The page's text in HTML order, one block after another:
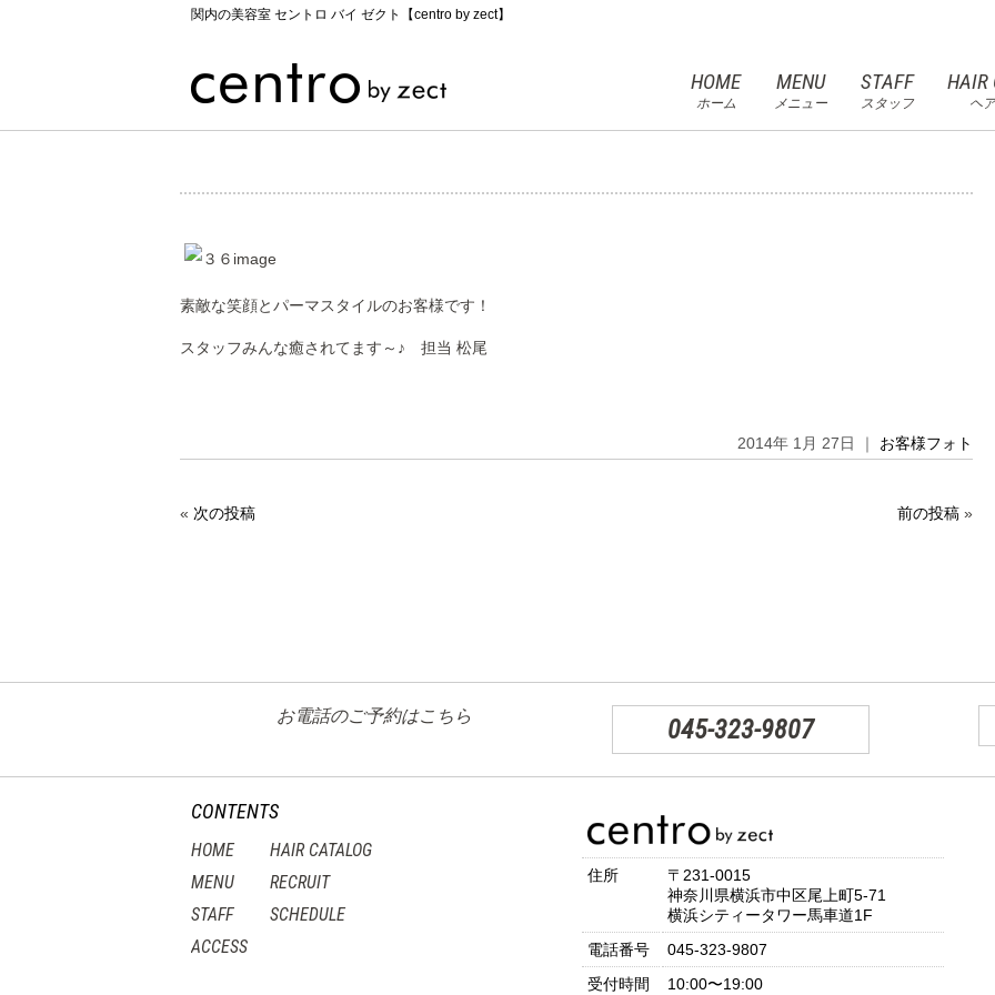
関内の美容室 セントロ バイ ゼクト【centro by zect】
HOME
ホーム
MENU
メニュー
STAFF
スタッフ
HAIR
ヘ
素敵な笑顔とパーマスタイルのお客様です！
スタッフみんな癒されてます～♪ 担当 松尾
2014年 1月 27日 ｜ お客様フォト
« 次の投稿 前の投稿 »
お電話のご予約はこちら 045-323-9807
CONTENTS
HOME
MENU
STAFF
ACCESS
HAIR CATALOG
RECRUIT
SCHEDULE
住所
〒231-0015
神奈川県横浜市中区尾上町5-71
横浜シティータワー馬車道1F
電話番号
045-323-9807
受付時間
10:00〜19:00